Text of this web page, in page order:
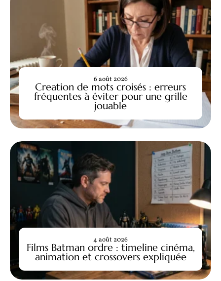
Creation de mots croisés : erreurs
fréquentes à éviter pour une grille
jouable
6 août 2026
Films Batman ordre : timeline cinéma,
animation et crossovers expliquée
4 août 2026